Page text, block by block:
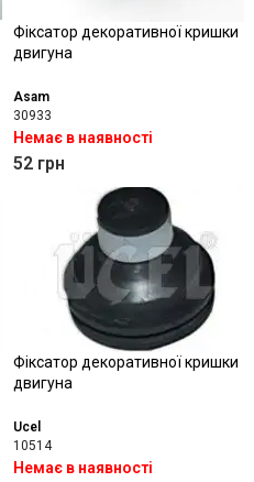
Фіксатор декоративної кришки
двигуна
Asam
30933
Немає в наявності
52 грн
Фіксатор декоративної кришки
двигуна
Ucel
10514
Немає в наявності